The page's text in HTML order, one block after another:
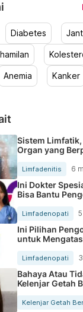
Diabetes
Anemia Kanker
Sistem
Organ yang
Limfadenitis 6
Ini Dokter
Bisa Bantu
Limfadenopati
Ini Pilihan
untuk
Limfadenopati
Bahaya Atau
Kelenjar Getah
Kelenjar Getah